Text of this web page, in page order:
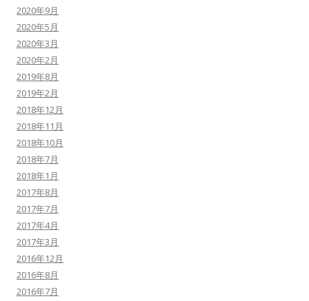
2020年9月
2020年5月
2020年3月
2020年2月
2019年8月
2019年2月
2018年12月
2018年11月
2018年10月
2018年7月
2018年1月
2017年8月
2017年7月
2017年4月
2017年3月
2016年12月
2016年8月
2016年7月